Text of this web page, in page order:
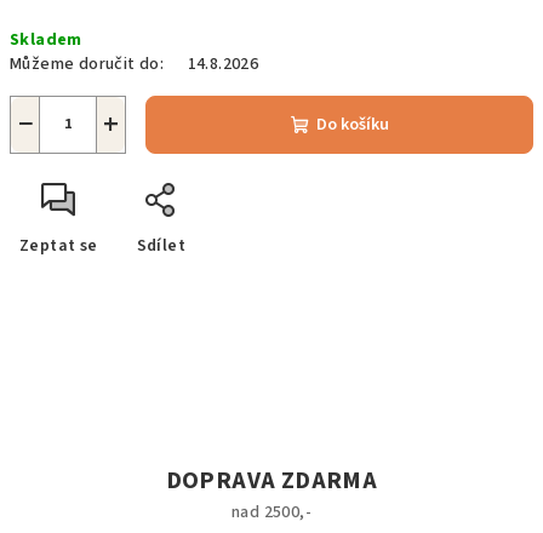
cena:
Skladem
Můžeme doručit do:
14.8.2026
+
− Do košíku
Zeptat se Sdílet
DOPRAVA ZDARMA
nad 2500,-